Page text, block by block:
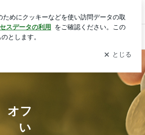
『こころ』に太陽を！
ログイン
フ